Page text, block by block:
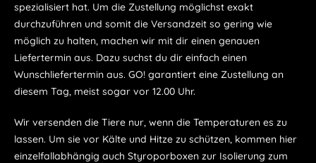
spezialisiert hat. Um die Zustellung möglichst exakt
durchzuführen und somit die Versandzeit so gering wie
möglich zu halten, machen wir mit dir einen genauen
Liefertermin aus. Dazu suchst du dir einfach einen
Wunschliefertermin aus. GO! garantiert eine Zustellung an
diesem Tag, meist sogar vor 12.00 Uhr.
Wir versenden die Tiere nur, wenn die Temperaturen es zu
lassen. Um sie vor Kälte und Hitze zu schützen, kommen hier
einzelfallabhängig auch Styroporboxen zur Isolierung zum